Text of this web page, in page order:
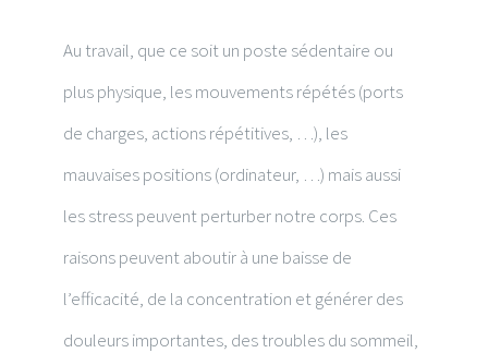
Au travail, que ce soit un poste sédentaire ou
plus physique, les mouvements répétés (ports
de charges, actions répétitives, …), les
mauvaises positions (ordinateur, …) mais aussi
les stress peuvent perturber notre corps. Ces
raisons peuvent aboutir à une baisse de
l’efficacité, de la concentration et générer des
douleurs importantes, des troubles du sommeil,